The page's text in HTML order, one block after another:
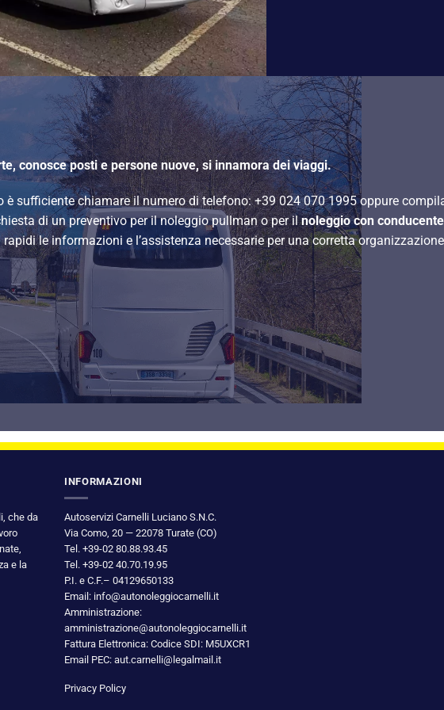
conosce posti e persone nuove, si innamora dei viaggi.
è sufficiente chiamare il numero di telefono: +39 024 070 1995 oppure
di un preventivo per il noleggio pullman o per ilnoleggio con conducente
rapidi le informazioni e l’assistenza necessarie per una corretta organizzazione
che da
e la
INFORMAZIONI
Autoservizi Carnelli Luciano S.N.C.
Via Como, 20 — 22078 Turate (CO)
Tel. +39-02 80.88.93.45
Tel. +39-02 40.70.19.95
P.I. e C.F.– 04129650133
Email: info@autonoleggiocarnelli.it
Amministrazione:
amministrazione@autonoleggiocarnelli.it
Fattura Elettronica: Codice SDI: M5UXCR1
Email PEC: aut.carnelli@legalmail.it
Privacy Policy